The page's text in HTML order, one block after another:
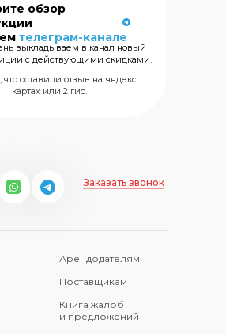
выкладываем в канал новый
с действующими скидками.
что оставили отзыв на яндекс
картах или 2 гис.
обзор
телеграм-канале
Арендодателям
Книга жалоб
и предложений
Сеть магазинов
морских
деликатесов
Заказать звонок
Поставщикам